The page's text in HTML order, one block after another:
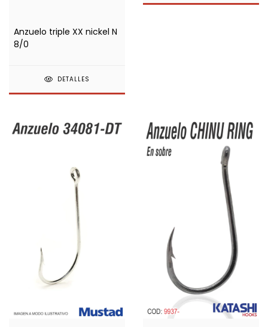
Anzuelo triple XX nickel N
8/0
DETALLES